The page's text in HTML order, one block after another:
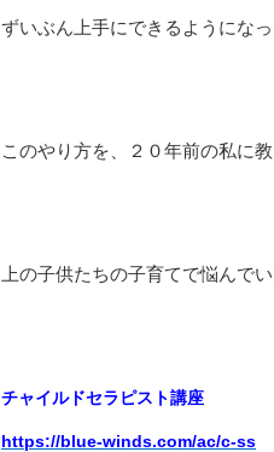
ずいぶん上手にできるようになっ
このやり方を、２０年前の私に教
上の子供たちの子育てで悩んでい
チャイルドセラピスト講座
https://blue-winds.com/ac/c-ss